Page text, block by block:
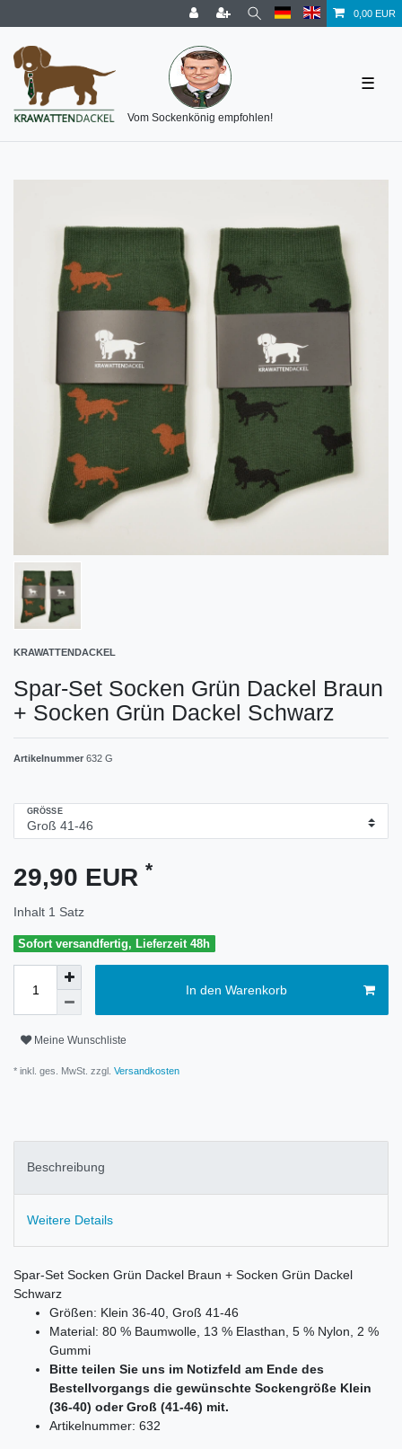
0,00 EUR
Vom Sockenkönig empfohlen!
☰
KRAWATTENDACKEL
Spar-Set Socken Grün Dackel Braun
+ Socken Grün Dackel Schwarz
Artikelnummer 632 G
GRÖSSE
29,90 EUR *
Inhalt 1 Satz
Sofort versandfertig, Lieferzeit 48h
In den Warenkorb
Meine Wunschliste
* inkl. ges. MwSt. zzgl. Versandkosten
Beschreibung
Weitere Details
Spar-Set Socken Grün Dackel Braun + Socken Grün Dackel
Schwarz
Größen: Klein 36-40, Groß 41-46
Material: 80 % Baumwolle, 13 % Elasthan, 5 % Nylon, 2 %
Gummi
Bitte teilen Sie uns im Notizfeld am Ende des
Bestellvorgangs die gewünschte Sockengröße Klein
(36-40) oder Groß (41-46) mit.
Artikelnummer: 632